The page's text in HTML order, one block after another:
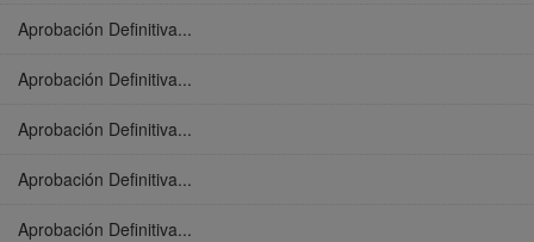
Aprobación Definitiva...
Aprobación Definitiva...
Aprobación Definitiva...
Aprobación Definitiva...
Aprobación Definitiva...